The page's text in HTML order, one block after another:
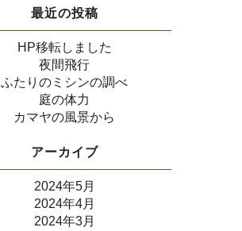
最近の投稿
HP移転しました
夜間飛行
ふたりのミシンの調べ
庭の体力
カマヤの風景から
アーカイブ
2024年5月
2024年4月
2024年3月